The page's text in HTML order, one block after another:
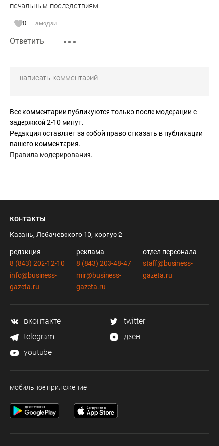
печальным последствиям.
0 эмодзи
Ответить
Все комментарии публикуются только после модерации с
задержкой 2-10 минут.
Редакция оставляет за собой право отказать в публикации
вашего комментария.
Правила модерирования.
контакты
Казань, Лобачевского 10, корпус 2
редакция
8 (843) 202-12-10
info@business-
gazeta.ru
реклама
8 (843) 203-48-47
mir@business-
gazeta.ru
отдел персонала
staff@business-
gazeta.ru
вконтакте
twitter
telegram
дзен
youtube
мобильное приложение